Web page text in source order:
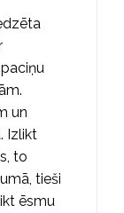
un
Izlikt
to
tieši
ēsmu